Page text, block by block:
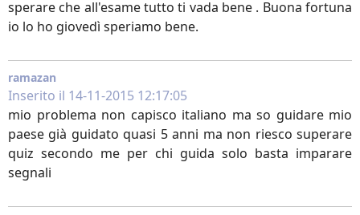
sperare che all'esame tutto ti vada bene . Buona fortuna
io lo ho giovedì speriamo bene.
ramazan
Inserito il 14-11-2015 12:17:05
mio problema non capisco italiano ma so guidare mio
paese già guidato quasi 5 anni ma non riesco superare
quiz secondo me per chi guida solo basta imparare
segnali